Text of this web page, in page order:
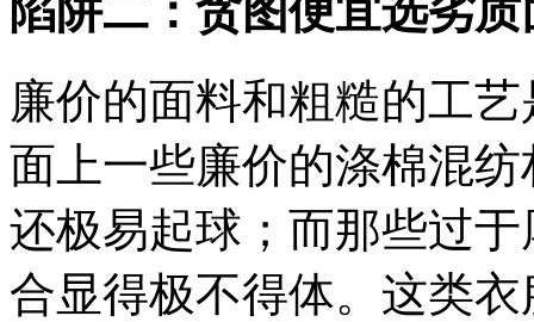
陷阱二：贪图便宜选劣
廉价的面料和粗糙的工
面上一些廉价的涤棉混
还极易起球；而那些过
合显得极不得体。这类